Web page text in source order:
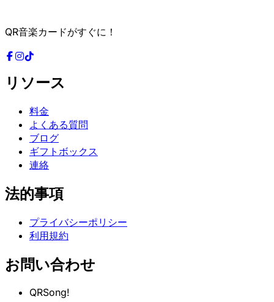
QR音楽カードがすぐに！
リソース
料金
よくある質問
ブログ
ギフトボックス
連絡
法的事項
プライバシーポリシー
利用規約
お問い合わせ
QRSong!